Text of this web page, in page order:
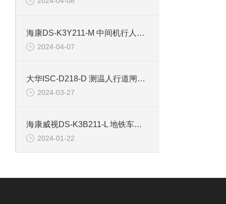
海康DS-K3Y211-M 中间机行人出入道闸
2024-04-07
大华ISC-D218-D 测温人行道闸安检门
2024-03-27
海康威视DS-K3B211-L 地铁车站道闸左边机
2024-01-22